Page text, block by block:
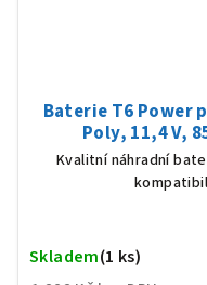
Baterie T6 Power
Poly, 11,4 V,
Kvalitní náhradní
Skladem(1 ks)